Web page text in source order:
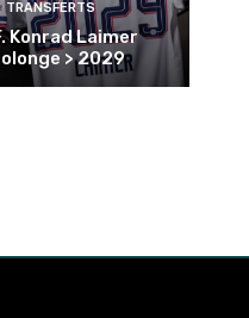
TRANSFERTS
Konrad Laimer
> 2029